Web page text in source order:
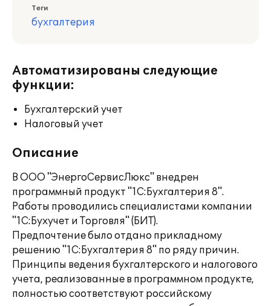
Теги
бухгалтерия
Автоматизированы следующие
функции:
Бухгалтерский учет
Налоговый учет
Описание
В ООО "ЭнергоСервисЛюкс" внедрен
программный продукт "1С:Бухгалтерия 8".
Работы проводились специалистами компании
"1С:Бухучет и Торговля" (БИТ).
Предпочтение было отдано прикладному
решению "1С:Бухгалтерия 8" по ряду причин.
Принципы ведения бухгалтерского и налогового
учета, реализованные в программном продукте,
полностью соответствуют российскому